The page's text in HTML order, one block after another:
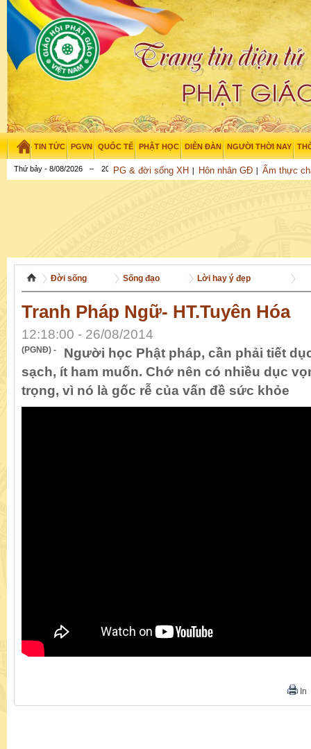
TIN TỨC PGVN QUỐC TẾ PHẬT HỌC DIỄN ĐÀN NGƯỜI THỜI NAY
PG & đời sống XH Hôn nhân GĐ Ẩm thực
Thứ bảy - 8/08/2026 – 20 54: 00
Đời sống Sống đạo Lời hay ý đẹp
Tranh Pháp Ngữ- HT.Tuyên Hóa
12:18:00 - 26/08/2014
(PGNĐ) -
Người học Phật pháp, cần phải tiết
sạch, ít ham muốn. Chớ nên có nhiều dục
trọng, vì nó là gốc rễ của vấn đề sức khỏe
In